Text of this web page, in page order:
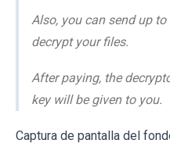
Also, you can send up
decrypt your files.
After paying, the
key will be given to you.
Captura de pantalla del